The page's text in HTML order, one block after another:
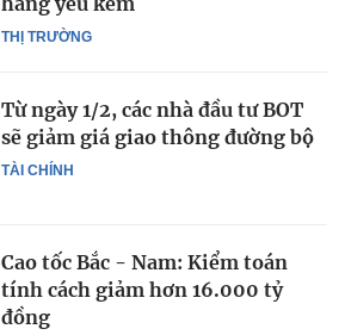
THỊ TRƯỜNG
TÀI CHÍNH
Từ ngày 1/2, các nhà đầu tư BOT
sẽ giảm giá giao thông đường bộ
Cao tốc Bắc - Nam: Kiểm toán
tính cách giảm hơn 16.000 tỷ
đồng